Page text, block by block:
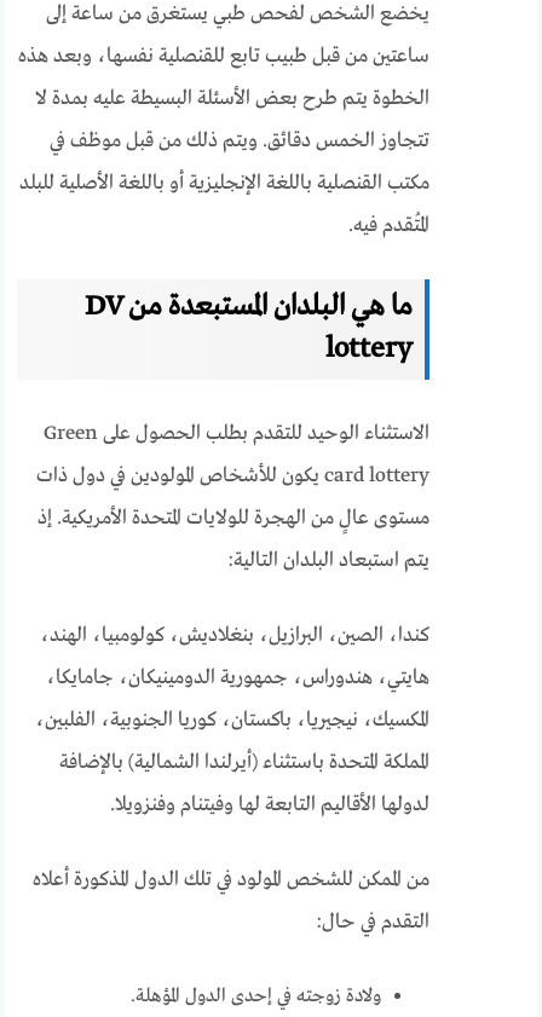
يخضع الشخص لفحص طبي يستغرق من ساعة إلى
ساعتين من قبل طبيب تابع للقنصلية نفسها، وبعد هذه
الخطوة يتم طرح بعض الأسئلة البسيطة عليه بمدة لا
تتجاوز الخمس دقائق. ويتم ذلك من قبل موظف في
مكتب القنصلية باللغة الإنجليزية أو باللغة الأصلية للبلد
المُتقدم فيه.
ما هي البلدان المستبعدة من DV
lottery
الاستثناء الوحيد للتقدم بطلب الحصول على Green
card lottery يكون للأشخاص المولودين في دول ذات
مستوى عالٍ من الهجرة للولايات المتحدة الأمريكية. إذ
يتم استبعاد البلدان التالية:
كندا، الصين، البرازيل، بنغلاديش، كولومبيا، الهند،
هايتي، هندوراس، جمهورية الدومينيكان، جامايكا،
المكسيك، نيجيريا، باكستان، كوريا الجنوبية، الفلبين،
المملكة المتحدة باستثناء (أيرلندا الشمالية) بالإضافة
لدولها الأقاليم التابعة لها وفيتنام وفنزويلا.
من الممكن للشخص المولود في تلك الدول المذكورة أعلاه
التقدم في حال:
ولادة زوجته في إحدى الدول المؤهلة.